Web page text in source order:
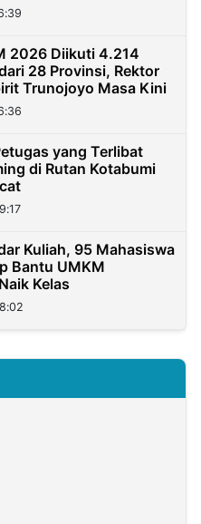
2026 Diikuti 4.214
28 Provinsi, Rektor
Trunojoyo Masa Kini
yang Terlibat
di Rutan Kotabumi
Kuliah, 95 Mahasiswa
Bantu UMKM
Kelas